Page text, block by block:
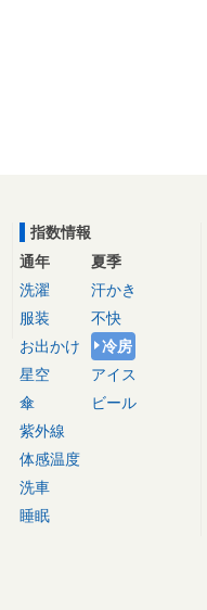
指数情報
通年
洗濯
服装
お出かけ
星空
傘
紫外線
体感温度
洗車
睡眠
夏季
汗かき
不快
冷房
アイス
ビール